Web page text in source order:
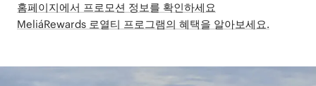
홈페이지에서 프로모션 정보를 확인하세요
MeliáRewards 로열티 프로그램의 혜택을 알아보세요.